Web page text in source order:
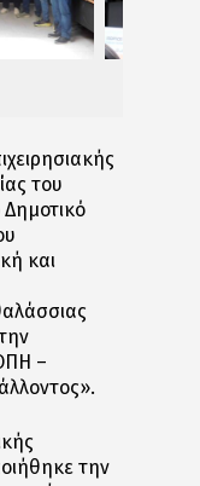
του
και
–
την